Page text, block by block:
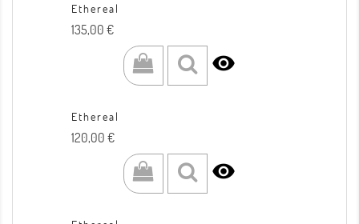
Ethereal
Prezzo
135,00 €

Ethereal
Prezzo
120,00 €
